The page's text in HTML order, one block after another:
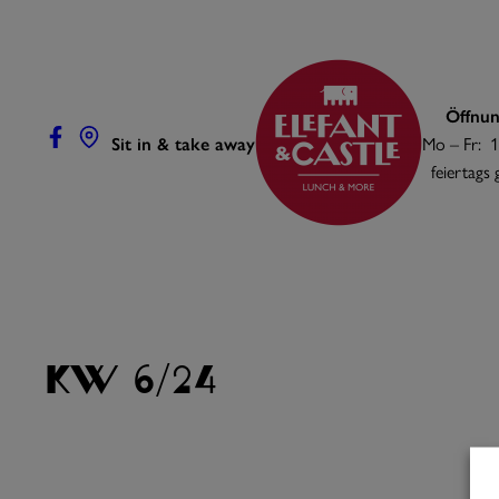
Sit in & take away
Mo – Fr:
feiertags
KW 6/24